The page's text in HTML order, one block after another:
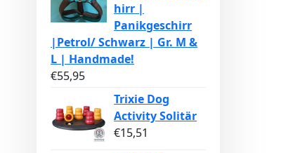
hirr |
Panikgeschirr
|Petrol/ Schwarz | Gr. M &
L | Handmade!
€55,95
Trixie Dog
Activity Solitär
€15,51